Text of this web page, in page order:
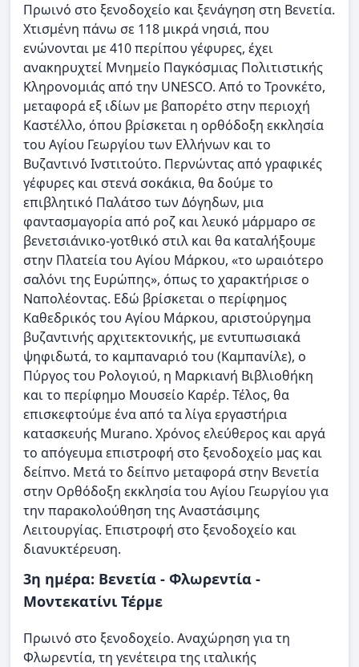
Πρωινό στο ξενοδοχείο και ξενάγηση στη Βενετία.
Χτισμένη πάνω σε 118 μικρά νησιά, που
ενώνονται με 410 περίπου γέφυρες, έχει
ανακηρυχτεί Μνημείο Παγκόσμιας Πολιτιστικής
Κληρονομιάς από την UNESCO. Από το Τρονκέτο,
μεταφορά εξ ιδίων με βαπορέτο στην περιοχή
Καστέλλο, όπου βρίσκεται η ορθόδοξη εκκλησία
του Αγίου Γεωργίου των Ελλήνων και το
Βυζαντινό Ινστιτούτο. Περνώντας από γραφικές
γέφυρες και στενά σοκάκια, θα δούμε το
επιβλητικό Παλάτσο των Δόγηδων, μια
φαντασμαγορία από ροζ και λευκό μάρμαρο σε
βενετσιάνικο-γοτθικό στιλ και θα καταλήξουμε
στην Πλατεία του Αγίου Μάρκου, «το ωραιότερο
σαλόνι της Ευρώπης», όπως το χαρακτήρισε ο
Ναπολέοντας. Εδώ βρίσκεται ο περίφημος
Καθεδρικός του Αγίου Μάρκου, αριστούργημα
βυζαντινής αρχιτεκτονικής, με εντυπωσιακά
ψηφιδωτά, το καμπαναριό του (Καμπανίλε), ο
Πύργος του Ρολογιού, η Μαρκιανή Βιβλιοθήκη
και το περίφημο Μουσείο Καρέρ. Τέλος, θα
επισκεφτούμε ένα από τα λίγα εργαστήρια
κατασκευής Murano. Χρόνος ελεύθερος και αργά
το απόγευμα επιστροφή στο ξενοδοχείο μας και
δείπνο. Μετά το δείπνο μεταφορά στην Βενετία
στην Ορθόδοξη εκκλησία του Αγίου Γεωργίου για
την παρακολούθηση της Αναστάσιμης
Λειτουργίας. Επιστροφή στο ξενοδοχείο και
διανυκτέρευση.
3η ημέρα: Βενετία - Φλωρεντία -
Μοντεκατίνι Τέρμε
Πρωινό στο ξενοδοχείο. Αναχώρηση για τη
Φλωρεντία, τη γενέτειρα της ιταλικής